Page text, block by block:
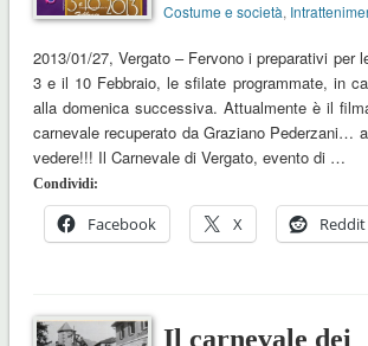
Costume e società,
2013/01/27, Vergato – Fervono i preparativi per
3 e il 10 Febbraio, le sfilate programmate, in
alla domenica successiva. Attualmente è il
carnevale recuperato da Graziano Pederzani…
vedere!!! Il Carnevale di Vergato, evento di …
Condividi:
Facebook X Reddit
Il carnevale dei